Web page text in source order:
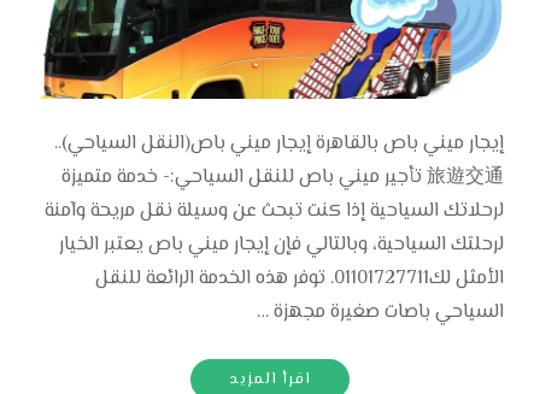
إيجار ميني باص بالقاهرة إيجار ميني باص(النقل السياحي)..
旅遊交通 تأجير ميني باص للنقل السياحي:- خدمة متميزة
لرحلاتك السياحية إذا كنت تبحث عن وسيلة نقل مريحة وآمنة
لرحلتك السياحية، وبالتالي فإن إيجار ميني باص يعتبر الخيار
الأمثل لك01101727711. توفر هذه الخدمة الرائعة للنقل
السياحي باصات صغيرة مجهزة …
اقرأ المزيد